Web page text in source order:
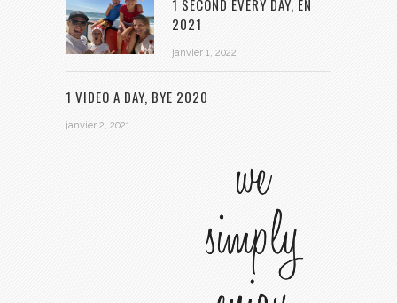
1 SECOND EVERY DAY, EN
2021
janvier 1, 2022
1 VIDEO A DAY, BYE 2020
janvier 2, 2021